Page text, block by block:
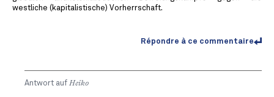
westliche (kapitalistische) Vorherrschaft.
Répondre à ce commentaire
Antwort auf Heiko